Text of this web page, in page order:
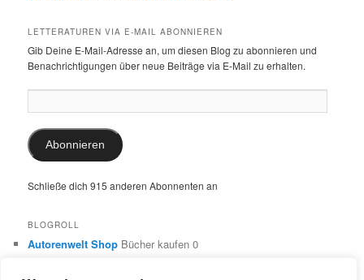
LETTERATUREN VIA E-MAIL ABONNIEREN
Gib Deine E-Mail-Adresse an, um diesen Blog zu abonnieren und
Benachrichtigungen über neue Beiträge via E-Mail zu erhalten.
Mail-
Adresse:
Abonnieren
Schließe dich 915 anderen Abonnenten an
BLOGROLL
Autorenwelt Shop Bücher kaufen 0